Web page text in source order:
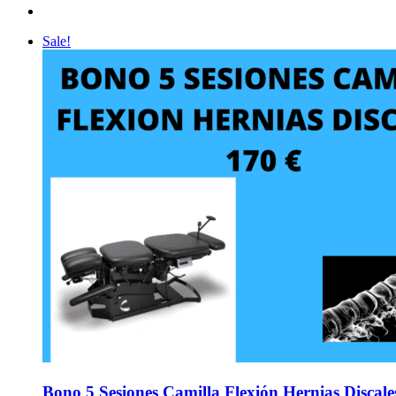
Sale!
Bono 5 Sesiones Camilla Flexión Hernias